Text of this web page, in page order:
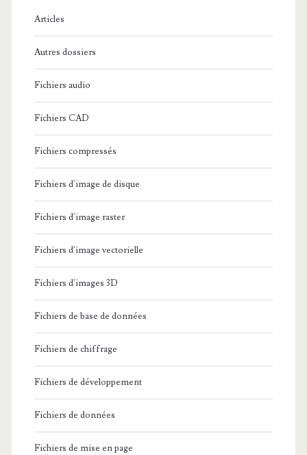
:
Articles
Autres dossiers
Fichiers audio
Fichiers CAD
Fichiers compressés
Fichiers d'image de disque
Fichiers d'image raster
Fichiers d'image vectorielle
Fichiers d'images 3D
Fichiers de base de données
Fichiers de chiffrage
Fichiers de développement
Fichiers de données
Fichiers de mise en page